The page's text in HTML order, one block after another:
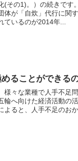
(その1)。）の続きです
が「自炊」代行に関
いるのが2014年...
ることができる
々な業種で人手不足
へ向けた経済活動の
ると、人手不足のおか